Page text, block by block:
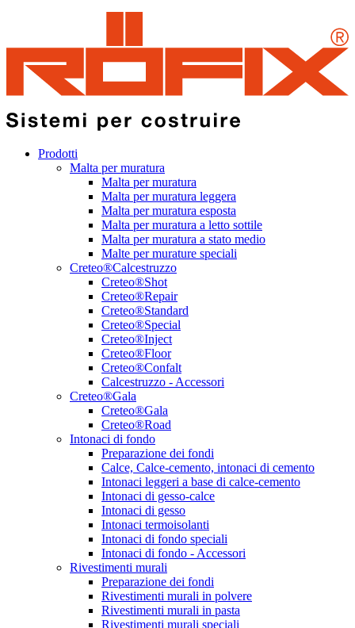
Prodotti
Malta per muratura
Malta per muratura
Malta per muratura leggera
Malta per muratura esposta
Malta per muratura a letto sottile
Malta per muratura a stato medio
Malte per murature speciali
Creteo®Calcestruzzo
Creteo®Shot
Creteo®Repair
Creteo®Standard
Creteo®Special
Creteo®Inject
Creteo®Floor
Creteo®Confalt
Calcestruzzo - Accessori
Creteo®Gala
Creteo®Gala
Creteo®Road
Intonaci di fondo
Preparazione dei fondi
Calce, Calce-cemento, intonaci di cemento
Intonaci leggeri a base di calce-cemento
Intonaci di gesso-calce
Intonaci di gesso
Intonaci termoisolanti
Intonaci di fondo speciali
Intonaci di fondo - Accessori
Rivestimenti murali
Preparazione dei fondi
Rivestimenti murali in polvere
Rivestimenti murali in pasta
Rivestimenti murali speciali